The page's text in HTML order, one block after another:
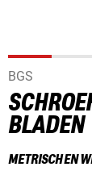
BGS
BLADEN
METRISCH EN